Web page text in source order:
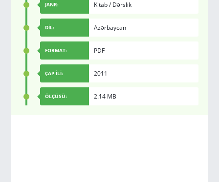
JANR: Kitab/Dərslik
DİL: Azərbaycan
FORMAT: PDF
ÇAP İLİ: 2011
ÖLÇÜSÜ: 2.14 MB